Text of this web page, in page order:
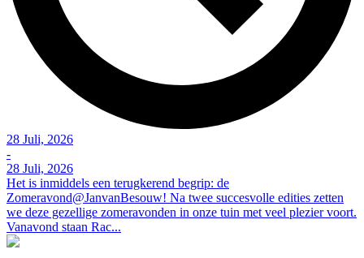
28 Juli, 2026
-
28 Juli, 2026
Het is inmiddels een terugkerend begrip: de
Zomeravond@JanvanBesouw! Na twee succesvolle edities zetten
we deze gezellige zomeravonden in onze tuin met veel plezier voort.
Vanavond staan Rac...